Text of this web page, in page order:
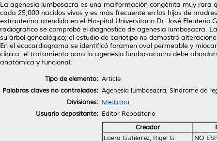
La agenesia lumbosacra es una malformación congénita muy rara
cada 25,000 nacidos vivos y es más frecuente en los hijos de
extrauterina atendido en el Hospital Universitario Dr. José Eleuterio
radiográfico se comprobó el diagnóstico de agenesia lumbosacra.
su árbol genealógico; el estudio de cariotipo no demostró
En el ecocardiograma se identificó foramen oval permeable y
clínica, el tratamiento para la agenesia lumbosacacra debe
anatómica y funcional.
Tipo de elemento: Article
Palabras claves no controlados: Agenesia lumbosacra, Síndrome de
Divisiones: Medicina
Usuario depositante: Editor Repositorio
Creador
Loera Gutiérrez, Rigel G.
NO